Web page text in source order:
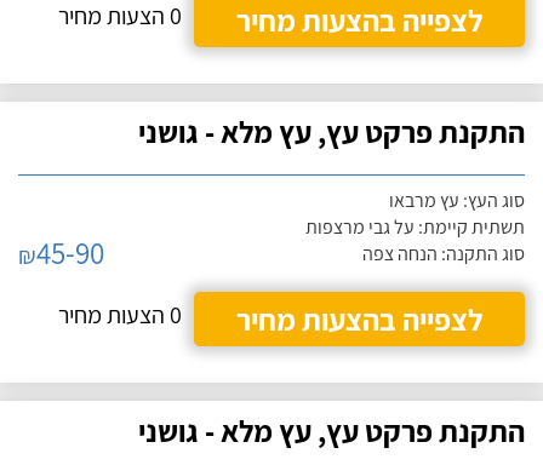
לצפייה בהצעות מחיר 0 הצעות מחיר
התקנת פרקט עץ, עץ מלא - גושני
סוג העץ: עץ מרבאו
תשתית קיימת: על גבי מרצפות
סוג התקנה: הנחה צפה
₪45-90
לצפייה בהצעות מחיר
0 הצעות מחיר
התקנת פרקט עץ, עץ מלא - גושני